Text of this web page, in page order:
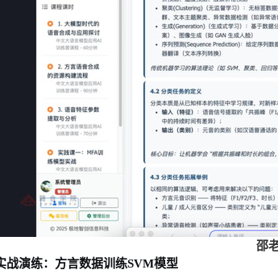
邵
战演练：方言数据训练SVM模型